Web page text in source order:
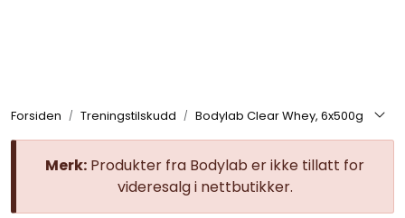
Forsiden Treningstilskudd Bodylab Clear Whey, 6x500g
Merk: Produkter fra Bodylab er ikke tillatt for
videresalg i nettbutikker.
Nyheter
Treningstilskudd